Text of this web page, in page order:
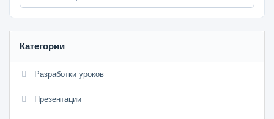
Категории
Разработки уроков
Презентации